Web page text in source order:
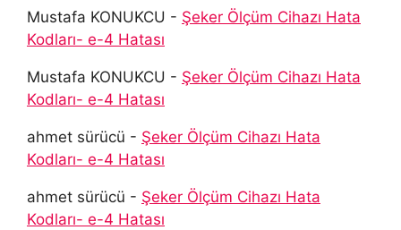
Mustafa KONUKCU - Şeker Ölçüm Cihazı Hata
Kodları- e-4 Hatası
Mustafa KONUKCU - Şeker Ölçüm Cihazı Hata
Kodları- e-4 Hatası
ahmet sürücü - Şeker Ölçüm Cihazı Hata
Kodları- e-4 Hatası
ahmet sürücü - Şeker Ölçüm Cihazı Hata
Kodları- e-4 Hatası